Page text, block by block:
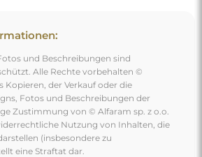
und Beschreibungen sind
Alle Rechte vorbehalten ©
Kopieren, der Verkauf oder die
Fotos und Beschreibungen der
Zustimmung von © Alfaram sp. z o.o.
Nutzung von Inhalten, die
(insbesondere zu
eine Straftat dar.